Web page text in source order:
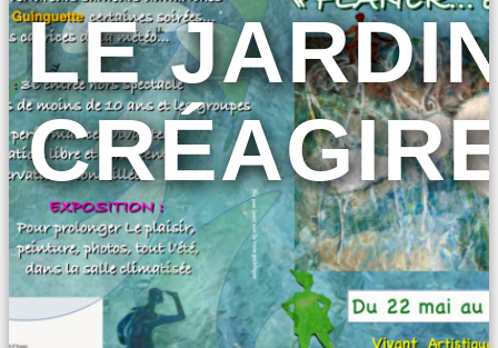
LE